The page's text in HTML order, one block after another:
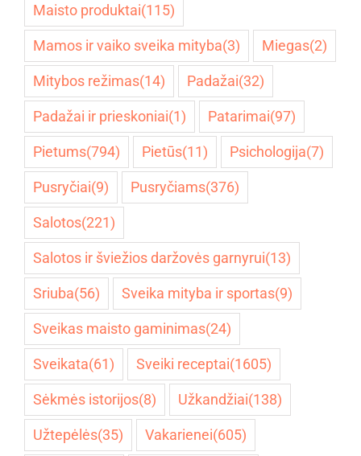
Maisto produktai(115)
Mamos ir vaiko sveika mityba(3) Miegas(2)
Mitybos režimas(14) Padažai(32)
Padažai ir prieskoniai(1) Patarimai(97)
Pietums(794) Pietūs(11) Psichologija(7)
Pusryčiai(9) Pusryčiams(376)
Salotos(221)
Salotos ir šviežios daržovės garnyrui(13)
Sriuba(56) Sveika mityba ir sportas(9)
Sveikas maisto gaminimas(24)
Sveikata(61) Sveiki receptai(1605)
Sėkmės istorijos(8) Užkandžiai(138)
Užtepėlės(35) Vakarienei(605)